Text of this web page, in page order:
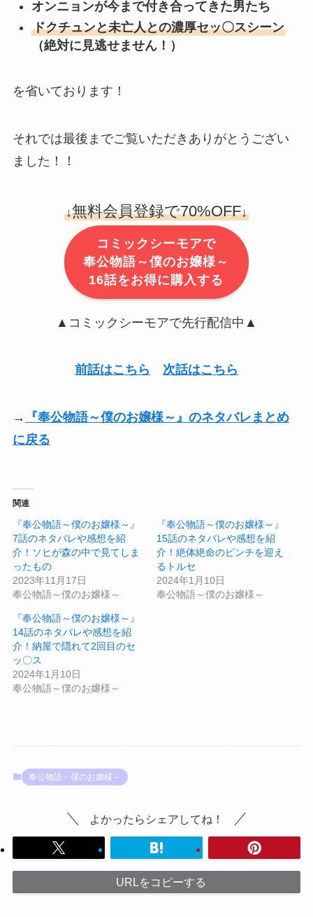
オンニョンが今まで付き合ってきた男たち
ドクチュンと未亡人との濃厚セッ〇スシーン
（絶対に見逃せません！）
を省いております！
それでは最後までご覧いただきありがとうござい
ました！！
↓無料会員登録で70%OFF↓
コミックシーモアで
奉公物語～僕のお嬢様～
16話をお得に購入する
▲コミックシーモアで先行配信中▲
前話はこちら 次話はこちら
→
『奉公物語～僕のお嬢様～』のネタバレまとめ
に戻る
関連
『奉公物語～僕のお嬢様～』
7話のネタバレや感想を紹
介！ソヒが森の中で見てしま
ったもの
2023年11月17日
奉公物語～僕のお嬢様～
『奉公物語～僕のお嬢様～』
15話のネタバレや感想を紹
介！絶体絶命のピンチを迎え
るトルセ
2024年1月10日
奉公物語～僕のお嬢様～
『奉公物語～僕のお嬢様～』
14話のネタバレや感想を紹
介！納屋で隠れて2回目のセ
ッ〇ス
2024年1月10日
奉公物語～僕のお嬢様～
奉公物語～僕のお嬢様～
よかったらシェアしてね！
URLをコピーする